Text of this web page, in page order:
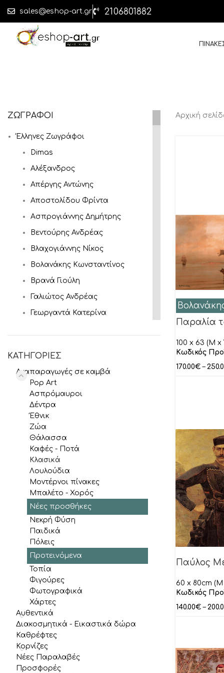
sales@eshop-art.gr 2106801882
ΖΩΓΡΑΦΟΙ
Έλληνες Ζωγράφοι
Dimas
Αλέξανδρος
Απέργης Αντώνης
Αποστολίδου Φρίντα
Ασπρογιάννης Δημήτρης
Βεντούρης Ανδρέας
Βλαχογιάννης Νίκος
Βολανάκης Κωνσταντίνος
Βρανά Γιούλη
Γαλιώτος Ανδρέας
Γεωργαντά Κατερίνα
Γύζης Νικόλαος
Θεόφιλος
Ιακωβίδης Γεώργιος
Ιάσων
Καγιάς Αλέξανδρος
Καλύβας Γιώργος
Καραγιάννη Έβελυν
Καραδήμας Τάσος
Καραμέτας Αλέξανδρος
Κιοσέογλου Πέτρος
Κοντόπουλος Κωνσταντίνος
Κούκα Φώφη
Κουρτεσιώτης Δημήτρης
Κούτρικας Ιωάννης
Κρουμπούζος Κωνσταντίνος
Κωστούλας Κωνσταντίνος
Λιανός
Λύτρας Νικηφόρος
Μαλέας Κωνσταντίνος
Μανωλάτος Κώστας
ΚΑΤΗΓΟΡΙΕΣ
Αναπαραγωγές σε καμβά
Pop Art
Ασπρόμαυροι
Δέντρα
Έθνικ
Ζώα
Θάλασσα
Καφές - Ποτά
Κλασικά
Λουλούδια
Μοντέρνοι πίνακες
Μπαλέτο - Χορός
Νέες προσθήκες
Νεκρή Φύση
Παιδικά
Πόλεις
Προτειvόμενα
Τοπία
Φιγούρες
Φωτογραφικά
Χάρτες
Αυθεντικά
Διακοσμητικά - Εικαστικά δώρα
Καθρέφτες
Κορνίζες
Νέες Παραλαβές
Προσφορές
Αρχική
Παραλία
100 x 63 (M x
Κωδικός
170.00€ –
Παύλος
60 x 80cm (M
Κωδικός
140.00€ –